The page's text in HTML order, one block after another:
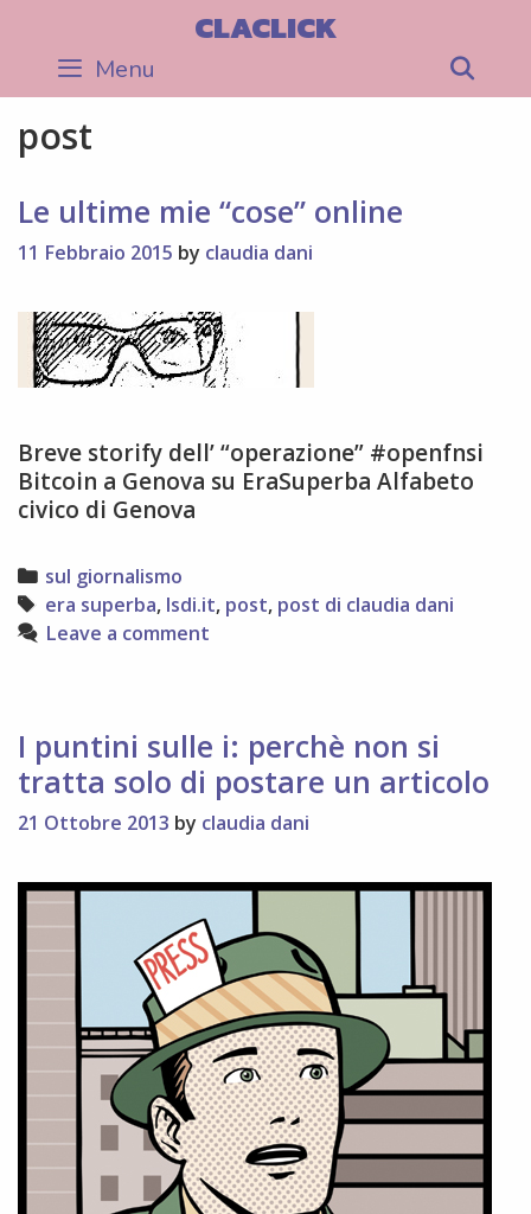
content
CLACLICK
Menu
post
Le ultime mie “cose” online
11 Febbraio 2015 by claudia dani
Breve storify dell’ “operazione” #openfnsi
Bitcoin a Genova su EraSuperba Alfabeto
civico di Genova
Categories
sul giornalismo
Tags
era superba, lsdi.it, post, post di claudia dani
Leave a comment
I puntini sulle i: perchè non si
tratta solo di postare un articolo
21 Ottobre 2013 by claudia dani